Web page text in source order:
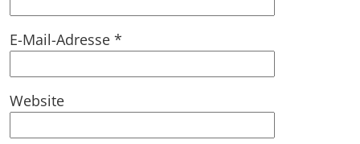
E-Mail-Adresse *
Website